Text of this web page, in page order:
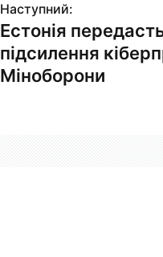
Наступний:
Естонія
підсилення
Міноборони